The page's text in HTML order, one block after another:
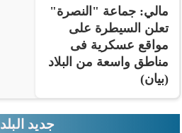
مالي: جماعة "النصرة"
تعلن السيطرة على
مواقع عسكرية فى
مناطق واسعة من البلاد
(بيان)
جديد البلد